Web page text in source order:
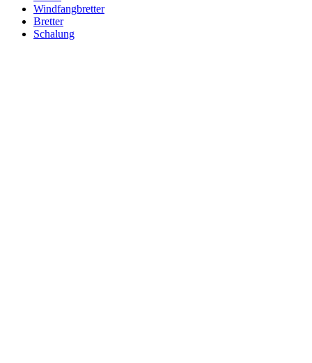
Windfangbretter
Bretter
Schalung